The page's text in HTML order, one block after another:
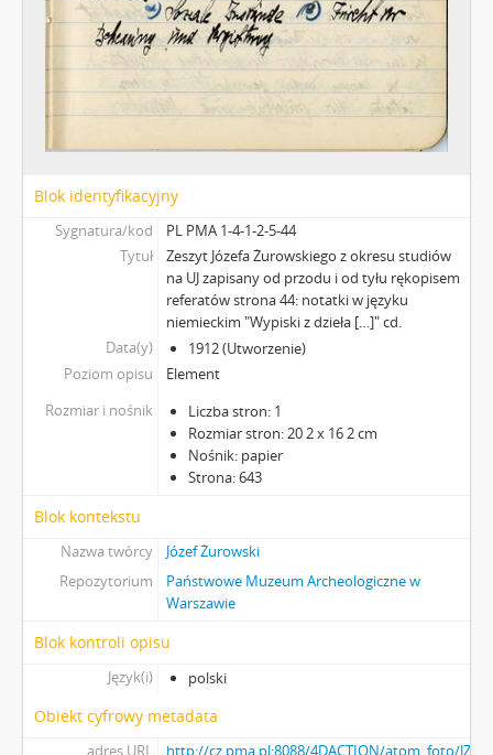
Blok identyfikacyjny
Sygnatura/kod
PL PMA 1-4-1-2-5-44
Tytuł
Zeszyt Józefa Żurowskiego z okresu studiów
na UJ zapisany od przodu i od tyłu rękopisem
referatów strona 44: notatki w języku
niemieckim "Wypiski z dzieła […]" cd.
Data(y)
1912 (Utworzenie)
Poziom opisu
Element
Rozmiar i nośnik
Liczba stron: 1
Rozmiar stron: 20 2 x 16 2 cm
Nośnik: papier
Strona: 643
Blok kontekstu
Nazwa twórcy
Józef Żurowski
Repozytorium
Państwowe Muzeum Archeologiczne w
Warszawie
Blok kontroli opisu
Język(i) polski
Obiekt cyfrowy metadata
adres URL
http://cz.pma.pl:8088/4DACTION/atom_foto/JZUR-